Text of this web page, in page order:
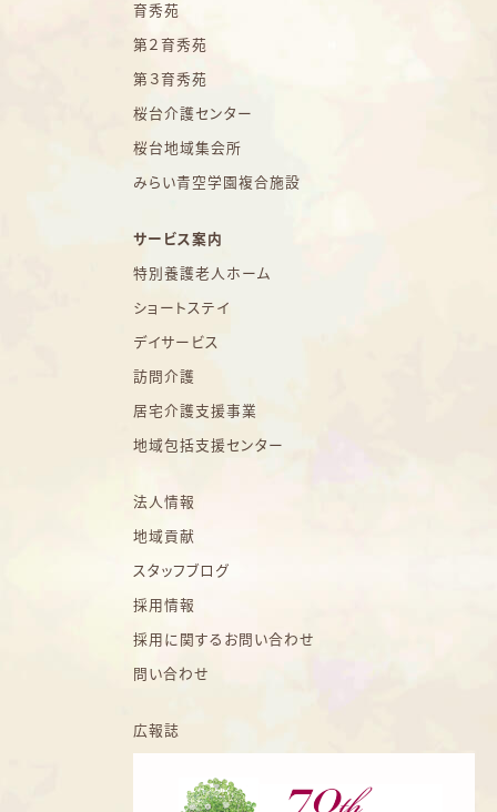
育秀苑
第２育秀苑
第３育秀苑
桜台介護センター
桜台地域集会所
みらい青空学園複合施設
サービス案内
特別養護老人ホーム
ショートステイ
デイサービス
訪問介護
居宅介護支援事業
地域包括支援センター
法人情報
地域貢献
スタッフブログ
採用情報
採用に関するお問い合わせ
問い合わせ
広報誌